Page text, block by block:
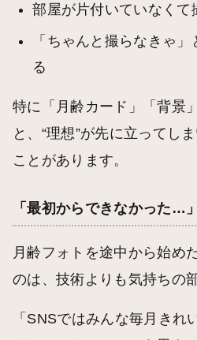
部屋が片付いていなくて
「ちゃんと撮らなきゃ
る
特に「月齢カード」「背景
と、“理想”が先に立ってし
ことがあります。
「最初からできなかった…
月齢フォトを途中から始め
のは、技術よりも気持ちの
「SNSではみんな毎月き